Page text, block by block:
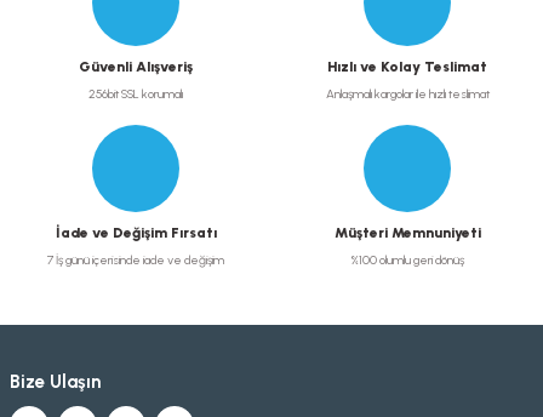
Güvenli Alışveriş
256bit SSL korumalı
Hızlı ve Kolay Teslimat
Anlaşmalı kargolar ile hızlı teslimat
İade ve Değişim Fırsatı
7 İş günü içerisinde iade ve değişim
Müşteri Memnuniyeti
%100 olumlu geri dönüş
Bize Ulaşın